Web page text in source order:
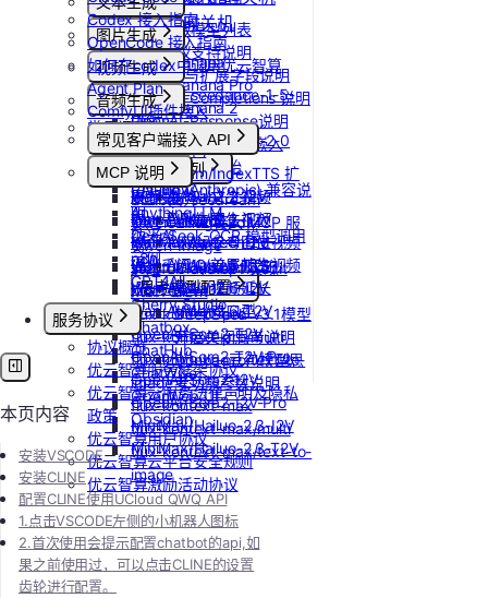
取消定时关机
错误码
如何获取模型列表
模型协议支持说明
API支持与扩展字段说明
OpenAI-Completions 说明
OpenAI-Response说明
Embeddings 向量嵌入
Gemini 快速开始
Claude (Anthropic) 兼容说
明
DeepSeek-OCR 模型调用
示例
思考模型配置
DeepSeek V3.1模型
开启关闭思考说明
Doubao豆包模型思
考功能参数说明
图片生成
Nano Banana
Nano Banana Pro
Nano Banana 2
gpt-image-1
gpt-image-1.5
gpt-image-2
doubao-seedream
Qwen-Image-Edit
Qwen-Image
stepfun-ai/step1x-edit
flux.1-dev
flux-kontext-pro
flux-kontext-pro/multi
flux-kontext-pro/text-to-
image
flux-kontext-max
flux-kontext-max/multi
flux-kontext-max/text-to-
image
视频生成
doubao-seedance-1-5-
pro
doubao-seedance-2-0
Vidu 系列
Vidu/文生视频
Vidu/图生视频
Vidu/参考图生视频
Vidu/首尾帧生视频
Vidu/视频延长
Vidu/对口型
Wan-AI/Wan2.2-I2V
Wan-AI/Wan2.2-T2V
Wan-AI/Wan2.5-I2V
Wan-AI/Wan2.5-T2V
Wan-AI/Wan2.6-I2V
Wan-AI/Wan2.6-T2V
OpenAI/Sora2-T2V
OpenAI/Sora2-T2V-Pro
OpenAI/Sora2-I2V
OpenAI/Sora2-I2V-Pro
MiniMax/Hailuo-2.3-I2V
MiniMax/Hailuo-2.3-T2V
音频生成
IndexTTS
自定义音色
IndexTeam/IndexTTS 扩
展参数
suno音乐生成
MiniMax/speech-hd
通义千问 Qwen-TTS
常见问题答疑
Codex 接入指南
OpenCode 接入指南
如何在codex中调用优云智算
Agent Plan
ComfyUI插件接入
常见客户端接入 API
Dify
RAGFlow
AnythingLLM
纳米AI
n8n
GPT4All
Cherry Studio
Chatbox
ChatHub
ChatWise
OpenWeb UI
Obsidian
MCP 说明
MCP 简介
通过 CLINE 接入 MCP 服
务
通过 UCloud API 实现
MCP Client
服务协议
协议概览
优云智算服务框架协议
优云智算云服务法律声明及隐私
政策
优云智算用户协议
优云智算云平台安全规则
优云智算激励活动协议
本页内容
安装VSCODE
安装CLINE
配置CLINE使用UCloud QWQ API
1.点击VSCODE左侧的小机器人图标
2.首次使用会提示配置chatbot的api,如
果之前使用过，可以点击CLINE的设置
齿轮进行配置。